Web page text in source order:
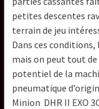
petites descentes
terrain de jeu
Dans ces
mais on peut tout de
potentiel de la
pneumatique
Minion DHR II EXO